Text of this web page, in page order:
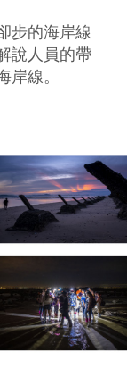
步的海岸線
說人員的帶
岸線。